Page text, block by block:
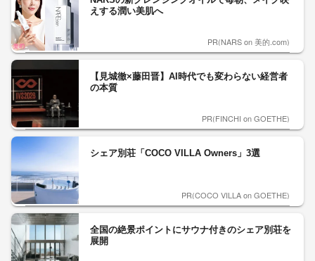
えする潤い美肌へ
PR(NARS on 美的.com)
【見城徹×藤田晋】AI時代でも変わらない経営者
の本質
PR(FINCHI on GOETHE)
シェア別荘「COCO VILLA Owners」3選
PR(COCO VILLA on GOETHE)
全国の絶景ポイントにサウナ付きのシェア別荘を
展開